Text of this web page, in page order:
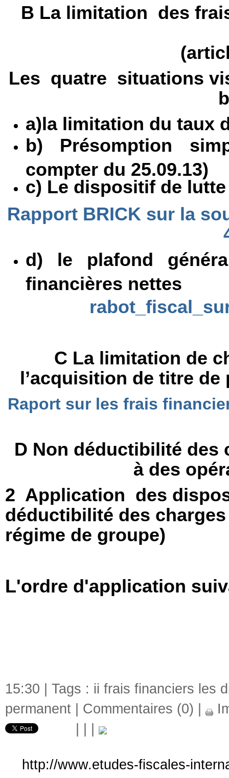
B La limitation des
Les quatre situations
a)la limitation du taux
b) Présomption
compter du 25.09.13)
c) Le dispositif de
Rapport BRICK sur la
d) le plafond
financières nettes
C La limitation de
l’acquisition de titre
Raport sur les frais
D Non déductibilité des
à des
2 Application des
déductibilité des
régime de groupe)
L'ordre d'application
15:30 | Tags : ii frais financiers les
permanent
Commentaires (0)
http://www.etudes-fiscales-